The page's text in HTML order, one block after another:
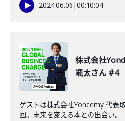
2024.06.06 |00:10:04
株式会社
颯太さん #4
ゲストは株式会社Yondemy 代表
回。未来を変える本との出会い